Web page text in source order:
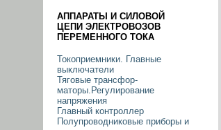
АППАРАТЫ И СИЛОВОЙ
ЦЕПИ ЭЛЕКТРОВОЗОВ
ПЕРЕМЕННОГО ТОКА
Токоприемники. Главные
выключатели
Тяговые трансфор-
маторы.Регулирование
напряжения
Главный контроллер
Полупроводниковые приборы и